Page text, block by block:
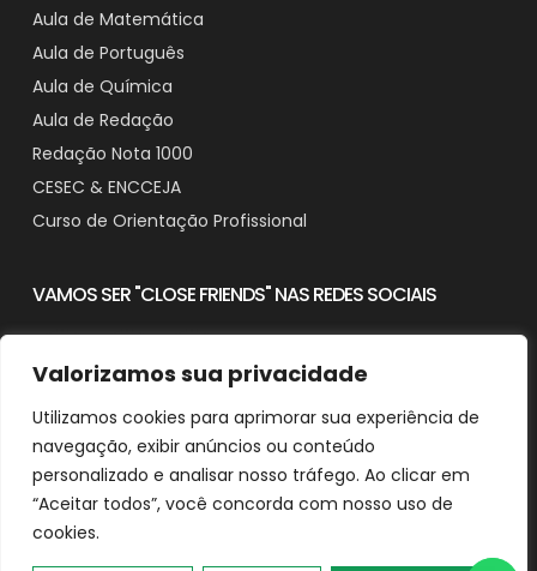
Valorizamos sua privacidade
Utilizamos cookies para aprimorar sua experiência de
navegação, exibir anúncios ou conteúdo
personalizado e analisar nosso tráfego. Ao clicar em
“Aceitar todos”, você concorda com nosso uso de
cookies.
Aula de Matemática
Aula de Português
Aula de Química
Aula de Redação
Redação Nota 1000
CESEC & ENCCEJA
Curso de Orientação Profissional
VAMOS SER "CLOSE FRIENDS" NAS REDES SOCIAIS
Contato
Downloads
© 2025 Aprender em Casa - CNPJ: 29.482.518/0001-90